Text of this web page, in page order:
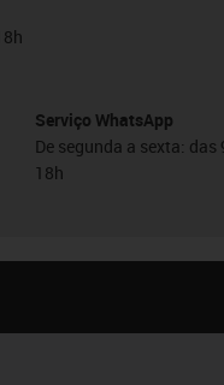
Serviço WhatsApp
De segunda a sexta: das
18h